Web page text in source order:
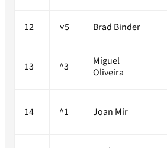
12 ˅5 Brad Binder
13 ^3
Miguel
Oliveira
14 ^1 Joan Mir